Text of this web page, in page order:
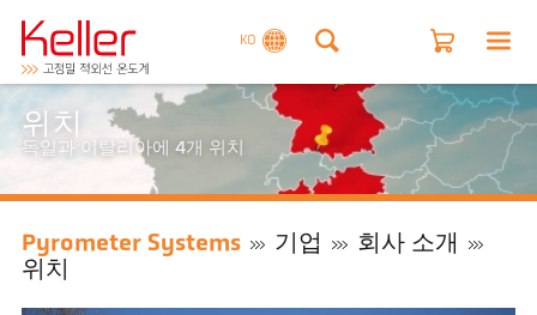
KO
위치
독일과 이탈리아에 4개 위치
Pyrometer Systems 기업
회사 소개
위치